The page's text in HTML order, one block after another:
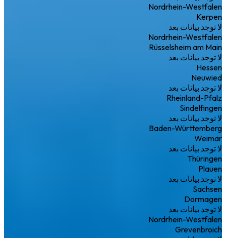
Nordrhein-Westfalen
Kerpen
لا توجد بيانات بعد
Nordrhein-Westfalen
Rüsselsheim am Main
لا توجد بيانات بعد
Hessen
Neuwied
لا توجد بيانات بعد
Rheinland-Pfalz
Sindelfingen
لا توجد بيانات بعد
Baden-Württemberg
Weimar
لا توجد بيانات بعد
Thüringen
Plauen
لا توجد بيانات بعد
Sachsen
Dormagen
لا توجد بيانات بعد
Nordrhein-Westfalen
Grevenbroich